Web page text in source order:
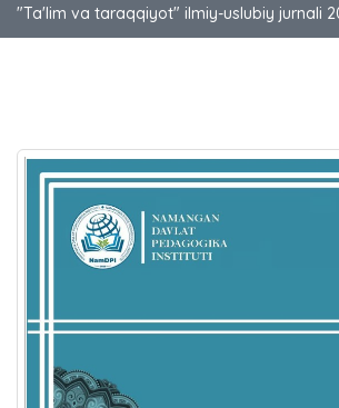
"Ta'lim va taraqqiyot" ilmiy-uslubiy jurnali